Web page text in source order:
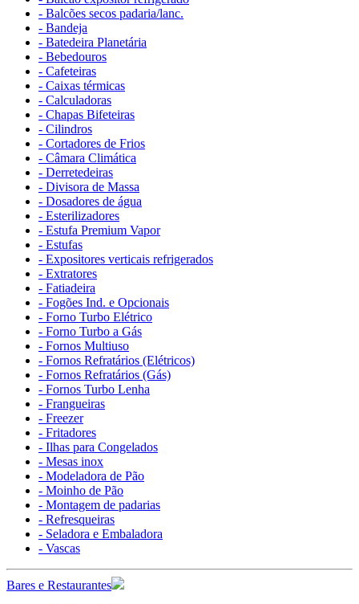
- Balcões secos padaria/lanc.
- Bandeja
- Batedeira Planetária
- Bebedouros
- Cafeteiras
- Caixas térmicas
- Calculadoras
- Chapas Bifeteiras
- Cilindros
- Cortadores de Frios
- Câmara Climática
- Derretedeiras
- Divisora de Massa
- Dosadores de água
- Esterilizadores
- Estufa Premium Vapor
- Estufas
- Expositores verticais refrigerados
- Extratores
- Fatiadeira
- Fogões Ind. e Opcionais
- Forno Turbo Elétrico
- Forno Turbo a Gás
- Fornos Multiuso
- Fornos Refratários (Elétricos)
- Fornos Refratários (Gás)
- Fornos Turbo Lenha
- Frangueiras
- Freezer
- Fritadores
- Ilhas para Congelados
- Mesas inox
- Modeladora de Pão
- Moinho de Pão
- Montagem de padarias
- Refresqueiras
- Seladora e Embaladora
- Vascas
Bares e Restaurantes